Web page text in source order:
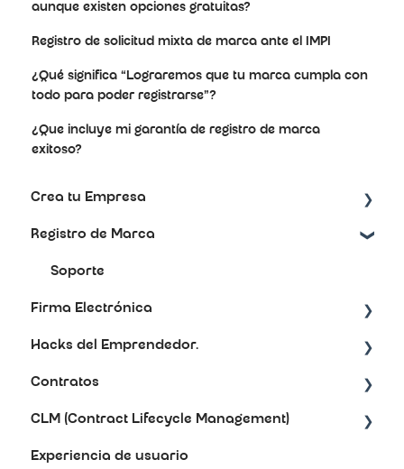
aunque existen opciones gratuitas?
Registro de solicitud mixta de marca ante el IMPI
¿Qué significa “Lograremos que tu marca cumpla con
todo para poder registrarse”?
¿Que incluye mi garantía de registro de marca
exitoso?
Crea tu Empresa
Artículos de ayuda
Preguntas frecuentes
Registro de Marca
Soporte
Firma Electrónica
Soporte
Hacks del Emprendedor.
Redes sociales.
Contratos
Soporte
CLM (Contract Lifecycle Management)
Preguntas frecuentes
Experiencia de usuario